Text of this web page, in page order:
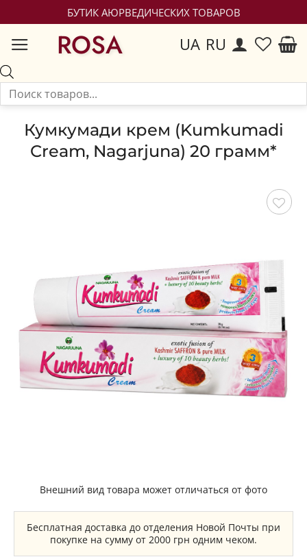
БУТИК АЮРВЕДИЧЕСКИХ ТОВАРОВ
ROSA UA RU
Кумкумади крем (Kumkumadi
Cream, Nagarjuna) 20 грамм*
Внешний вид товара может отличаться от фото
Бесплатная доставка до отделения Новой Почты при
покупке на сумму от 2000 грн одним чеком.